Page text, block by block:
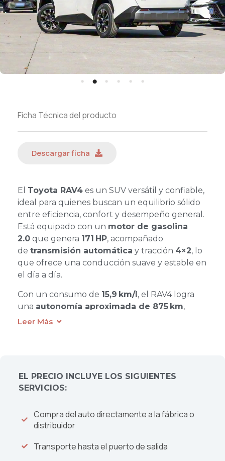
Ficha Técnica del producto
Descargar ficha
El Toyota RAV4 es un SUV versátil y confiable,
ideal para quienes buscan un equilibrio sólido
entre eficiencia, confort y desempeño general.
Está equipado con un motor de gasolina
2.0 que genera 171 HP, acompañado
de transmisión automática y tracción 4×2, lo
que ofrece una conducción suave y estable en
el día a día.
Con un consumo de 15,9 km/l , el RAV4 logra
una autonomía aproximada de 875 km,
permitiendo trayectos largos sin paradas
Este modelo cuenta con capacidad para
pasajerosy unas dimensiones bien
que aseguran un interior cómodo y espacioso
sin sacrificar maniobrabilidad.
El Toyota RAV4 es una opción sólida para
quienes valoran
fiabilidad, rendimiento
Leer Más
EL PRECIO INCLUYE LOS SIGUIENTES
SERVICIOS:
Compra del auto directamente a la fábrica o
distribuidor
Transporte hasta el puerto de salida